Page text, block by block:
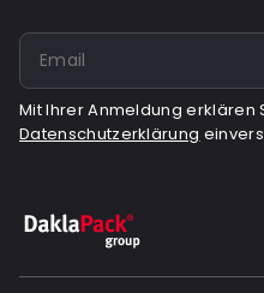
Mit Ihrer Anmeldung erklären
Datenschutzerklärung